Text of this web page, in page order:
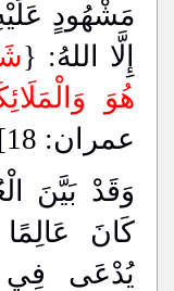
مَشْهُودٍ
إِلَّا اللهُ: {
هُوَ
عمران: 18].
وَقَدْ بَيَّنَ
كَانَ عَالِمًا
يُدْعَى فِي